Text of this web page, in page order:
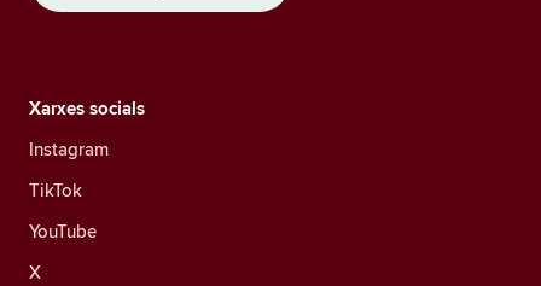
Xarxes socials
Instagram
TikTok
YouTube
X